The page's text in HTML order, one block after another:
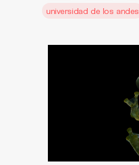
universidad de los andes